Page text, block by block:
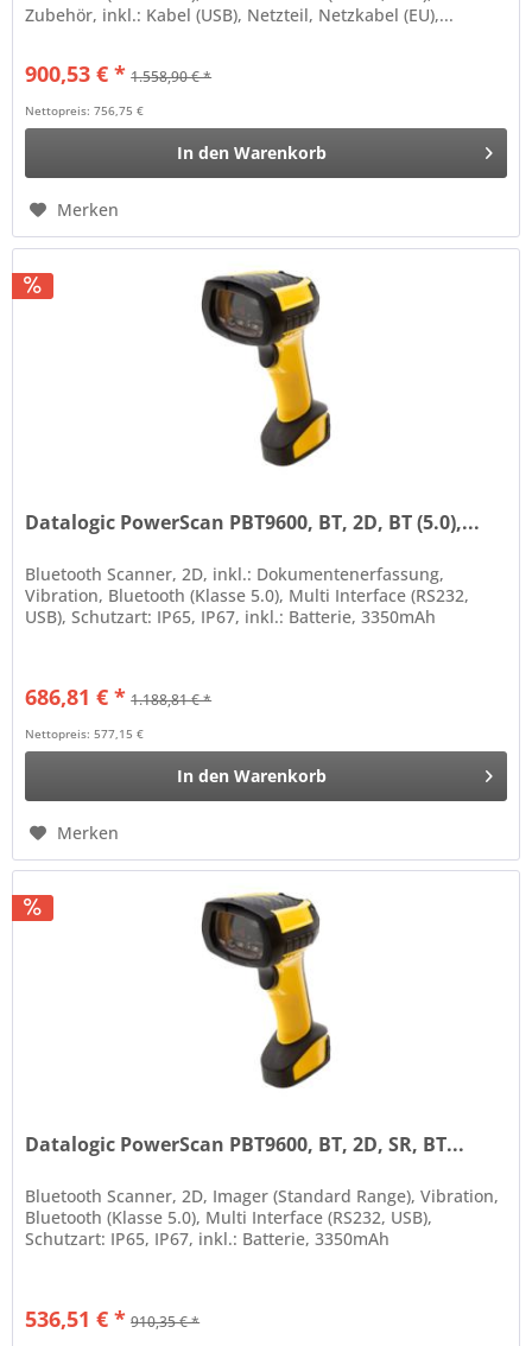
Zubehör, inkl.: Kabel (USB), Netzteil, Netzkabel (EU),...
900,53 € * 1.558,90 € *
Nettopreis: 756,75 €
In den Warenkorb
Merken
Datalogic PowerScan PBT9600, BT, 2D, BT (5.0),...
Bluetooth Scanner, 2D, inkl.: Dokumentenerfassung,
Vibration, Bluetooth (Klasse 5.0), Multi Interface (RS232,
USB), Schutzart: IP65, IP67, inkl.: Batterie, 3350mAh
686,81 € * 1.188,81 € *
Nettopreis: 577,15 €
In den Warenkorb
Merken
Datalogic PowerScan PBT9600, BT, 2D, SR, BT...
Bluetooth Scanner, 2D, Imager (Standard Range), Vibration,
Bluetooth (Klasse 5.0), Multi Interface (RS232, USB),
Schutzart: IP65, IP67, inkl.: Batterie, 3350mAh
536,51 € * 910,35 € *